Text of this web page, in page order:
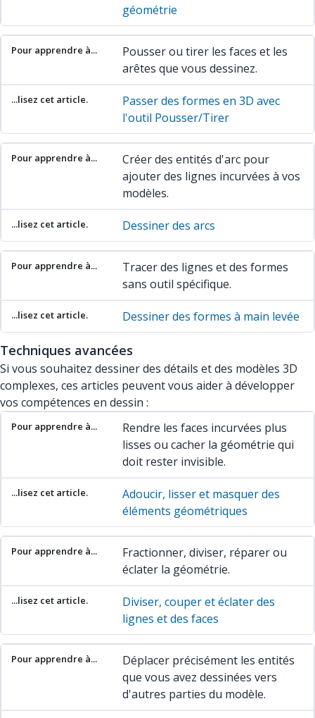
géométrie
Pousser ou tirer les faces et les
arêtes que vous dessinez.
Passer des formes en 3D avec
l'outil Pousser/Tirer
Créer des entités d'arc pour
ajouter des lignes incurvées à vos
modèles.
Dessiner des arcs
Tracer des lignes et des formes
sans outil spécifique.
Dessiner des formes à main levée
Techniques avancées
Si vous souhaitez dessiner des détails et des modèles 3D
complexes, ces articles peuvent vous aider à développer
vos compétences en dessin :
Pour apprendre à...
...lisez cet article.
Rendre les faces incurvées plus
lisses ou cacher la géométrie qui
doit rester invisible.
Adoucir, lisser et masquer des
éléments géométriques
Fractionner, diviser, réparer ou
éclater la géométrie.
Diviser, couper et éclater des
lignes et des faces
Déplacer précisément les entités
que vous avez dessinées vers
d'autres parties du modèle.